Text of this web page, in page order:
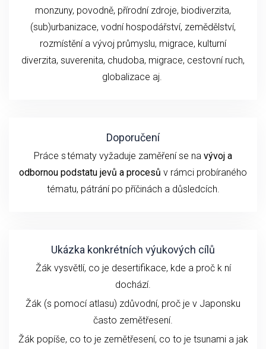
monzuny, povodně, přírodní zdroje, biodiverzita,
(sub)urbanizace, vodní hospodářství, zemědělství,
rozmístění a vývoj průmyslu, migrace, kulturní
diverzita, suverenita, chudoba, migrace, cestovní ruch,
globalizace aj.
Doporučení
Práce s tématy vyžaduje zaměření se na vývoj a
odbornou podstatu jevů a procesů v rámci probíraného
tématu, pátrání po příčinách a důsledcích.
Ukázka konkrétních výukových cílů
Žák vysvětlí, co je desertifikace, kde a proč k ní
dochází.
Žák (s pomocí atlasu) zdůvodní, proč je v Japonsku
často zemětřesení.
Žák popíše, co to je zemětřesení, co to je tsunami a jak